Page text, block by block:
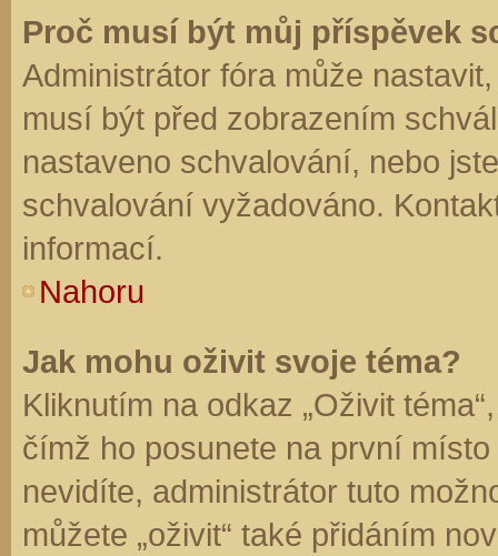
Proč musí být můj příspěvek
Administrátor fóra může
musí být před zobrazením
nastaveno schvalování, nebo
schvalování vyžadováno.
informací.
Nahoru
Jak mohu oživit svoje téma?
Kliknutím na odkaz „Oživit
čímž ho posunete na první
nevidíte, administrátor tuto
můžete „oživit“ také přidáním